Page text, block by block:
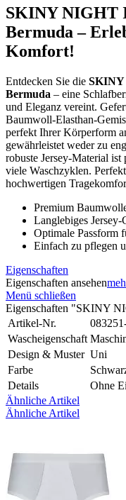
SKINY
Bermuda –
Komfort!
Entdecken Sie die
Bermuda – eine
und Eleganz vereint.
Baumwoll-Elasthan-
perfekt Ihrer Körperform
gewährleistet weder zu
robuste Jersey-Material
viele Waschzyklen.
hochwertigen
Premium
Langlebiges Jersey-
Optimale Passform
Einfach zu pflegen
Eigenschaften
Eigenschaften ansehen
Menü schließen
Eigenschaften "SKINY
Artikel-Nr.
Wascheigenschaft
Design & Muster Uni
Farbe
Details
Ohne
Ähnliche Artikel
Ähnliche Artikel